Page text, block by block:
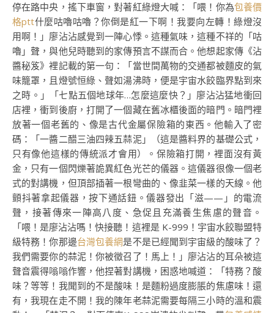
停在路中央，搖下車窗，對著紅綠燈大喊：「喂！你為包養價
格ptt什麼咕嚕咕嚕？你倒是紅一下啊！我要向左轉！綠燈沒
用啊！」廖沾沾感覺到一陣心悸。這種氣味，這種不祥的「咕
嚕」聲，與他兒時聽到的家傳預言不謀而合。他想起家傳《沾
醬秘笈》裡記載的第一句：「當世間萬物的交通都被麵皮的氣
味籠罩，且燈號恒綠、聲如湯沸時，便是宇宙水餃臨界點到來
之時。」「七點五個地球年…怎麼這麼快？」廖沾沾猛地衝回
店裡，衝到後廚，打開了一個藏在舊冰櫃後面的暗門。暗門裡
放著一個老舊的、像是古代金屬保險箱的東西。他輸入了密
碼：「一醬二醋三油四辣五蒜泥」（這是醬料界的基礎公式，
只有像他這樣的傳統派才會用）。保險箱打開，裡面沒有黃
金，只有一個閃爍著詭異紅色光芒的儀器。這儀器很像一個老
式的對講機，但頂部插著一根彎曲的、像韭菜一樣的天線。他
顫抖著拿起儀器，按下通話鈕。儀器發出「滋——」的電流
聲，接著傳來一陣高八度、急促且充滿養生焦慮的聲音。
「喂！是廖沾沾嗎！快接聽！這裡是 K-999！宇宙水餃聯盟特
級特務！你那邊台灣包養網是不是已經聞到宇宙級的酸味了？
我們需要你的蒜泥！你被徵召了！馬上！」廖沾沾的耳朵被這
聲音震得嗡嗡作響，他捏著對講機，困惑地喊道：「特務？酸
味？等等！我聞到的不是酸味！是麵粉過度膨脹的焦慮味！還
有，我現在走不開！我的陳年老蒜泥需要每隔三小時的溫和震